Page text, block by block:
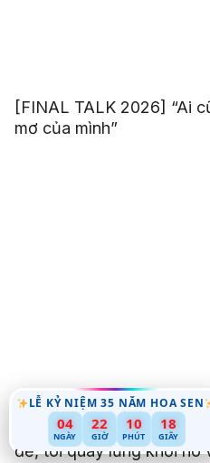
LỄ KỶ NIỆM 35 NĂM HOA SEN
04
NGÀY
22
GIỜ
10
PHÚT
16
GIÂY
[FINAL TALK 2026] “Ai
mơ của mình”
[FINAL TALK 2026] “Đi
đề, tôi quay lưng khỏi nó